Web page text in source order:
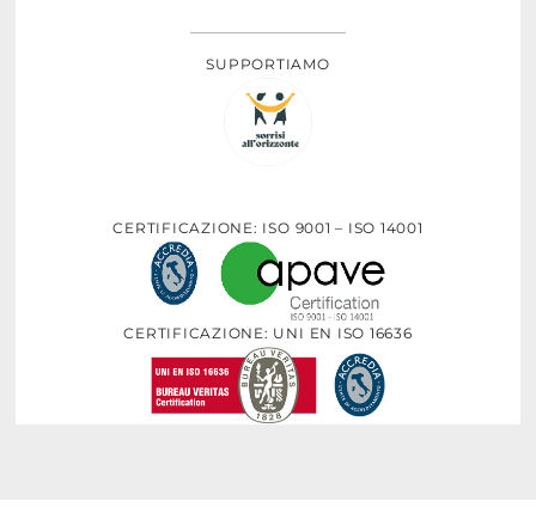
SUPPORTIAMO
CERTIFICAZIONE: ISO 9001 – ISO 14001
CERTIFICAZIONE: UNI EN ISO 16636